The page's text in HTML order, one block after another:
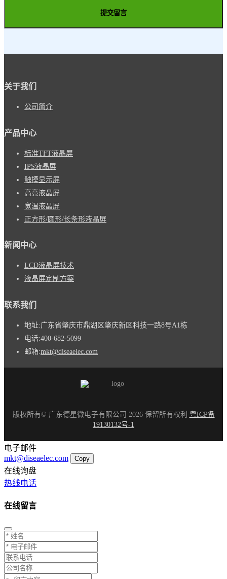
提交留言
关于我们
公司简介
产品中心
标准TFT液晶屏
IPS液晶屏
触摸显示屏
高亮液晶屏
宽温液晶屏
正方形/圆形/长条形液晶屏
新闻中心
LCD液晶屏技术
液晶屏定制方案
联系我们
地址:广东省肇庆市鼎湖区肇庆新区科技一路8号A1栋
电话:400-682-5099
邮箱:mkt@diseaelec.com
版权所有© 广东德星微电子有限公司 2026 保留所有权利 粤ICP备
19130132号-1
电子邮件
mkt@diseaelec.com
Copy
在线询盘
热线电话
在线留言